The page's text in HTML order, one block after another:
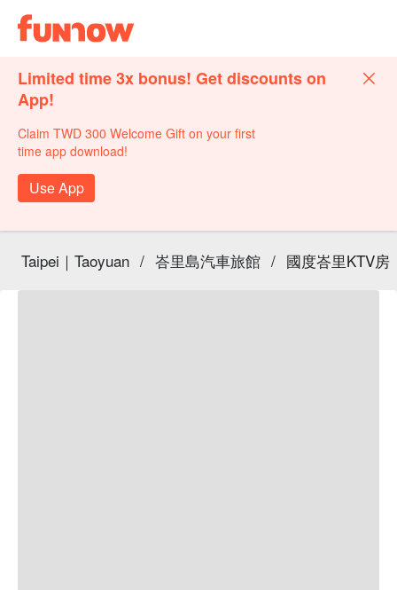
Limited time 3x bonus! Get discounts on
App!
Claim TWD 300 Welcome Gift on your first
time app download!
Use App
Taipei｜Taoyuan / 峇里島汽車旅館 / 國度峇里KTV房